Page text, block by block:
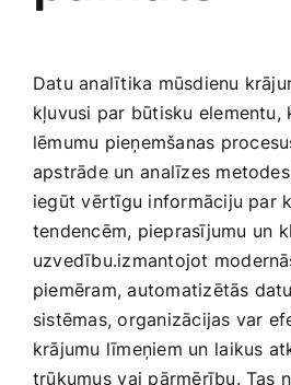
Datu analītika ​mūsdienu
kļuvusi par būtisku elementu,⁣
lēmumu pieņemšanas
apstrāde un⁢ analīzes​
iegūt vērtīgu informāciju par
tendencēm, pieprasījumu ⁢un
uzvedību.izmantojot
piemēram, automatizētās
sistēmas, organizācijas var
krājumu līmeņiem‍ un ⁢laikus⁣
trūkumus ⁣vai pārmērību. Tas